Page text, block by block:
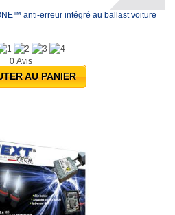
anti-erreur intégré au ballast voiture
0 Avis
AU PANIER